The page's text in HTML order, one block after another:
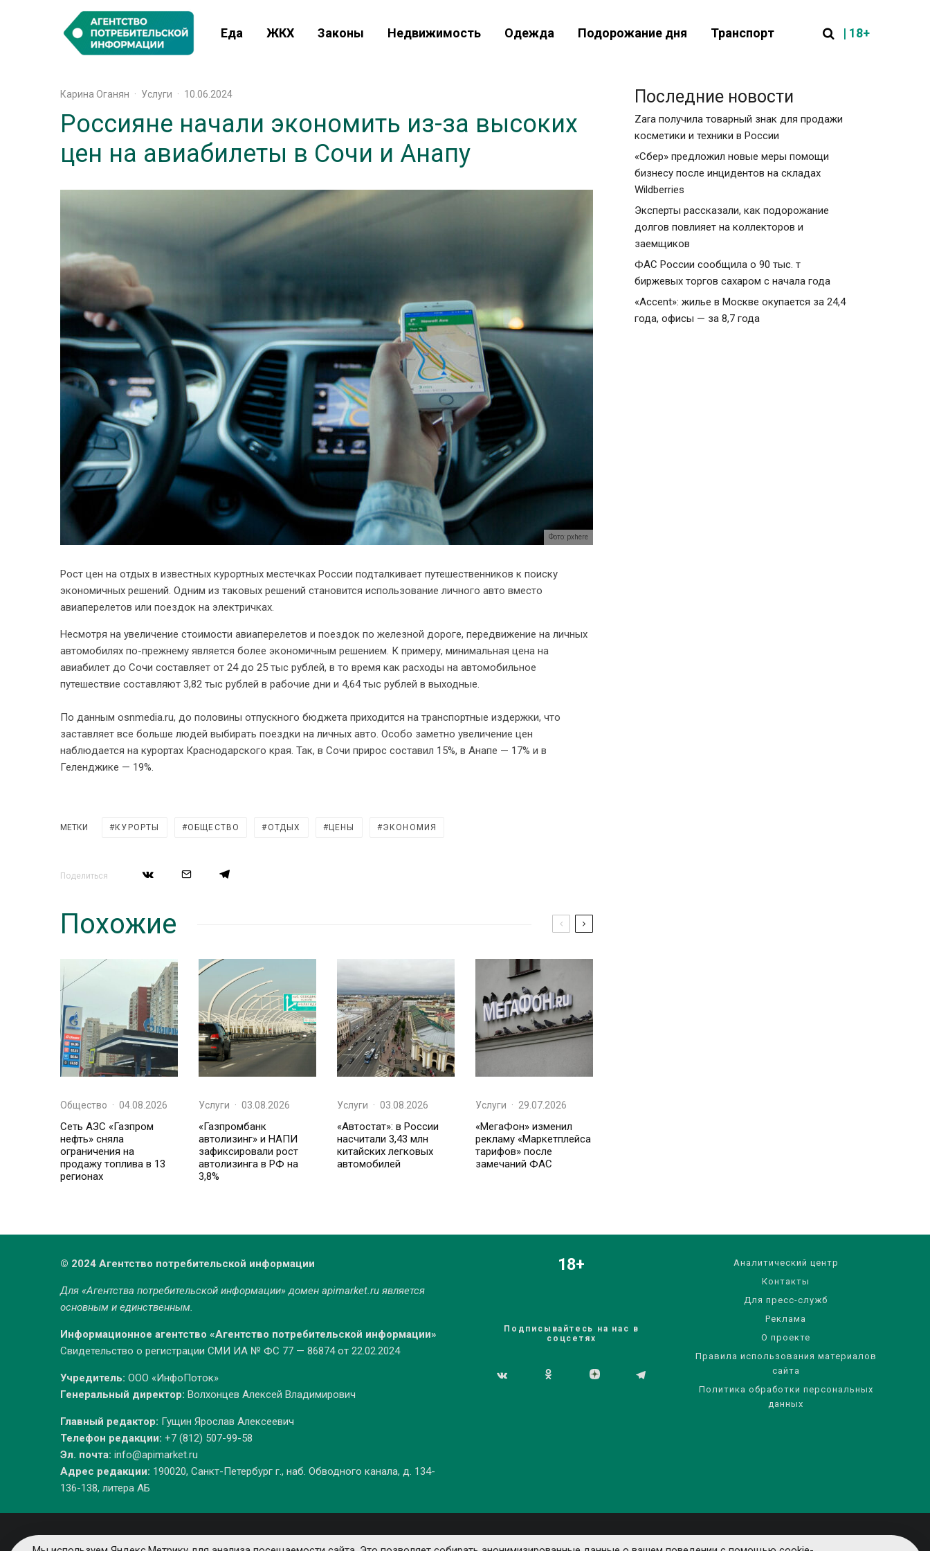
Еда ЖКХ Законы Недвижимость Одежда Подорожание дня Транспорт | 18+
Карина Оганян · Услуги · 10.06.2024
Россияне начали экономить из-за высоких
цен на авиабилеты в Сочи и Анапу
Фото: pxhere
Рост цен на отдых в известных курортных местечках России подталкивает путешественников к поиску
экономичных решений. Одним из таковых решений становится использование личного авто вместо
авиаперелетов или поездок на электричках.
Несмотря на увеличение стоимости авиаперелетов и поездок по железной дороге, передвижение на личных
автомобилях по-прежнему является более экономичным решением. К примеру, минимальная цена на
авиабилет до Сочи составляет от 24 до 25 тыс рублей, в то время как расходы на автомобильное
путешествие составляют 3,82 тыс рублей в рабочие дни и 4,64 тыс рублей в выходные.
По данным osnmedia.ru, до половины отпускного бюджета приходится на транспортные издержки, что
заставляет все больше людей выбирать поездки на личных авто. Особо заметно увеличение цен
наблюдается на курортах Краснодарского края. Так, в Сочи прирос составил 15%, в Анапе — 17% и в
Геленджике — 19%.
МЕТКИ КУРОРТЫ ОБЩЕСТВО ОТДЫХ ЦЕНЫ ЭКОНОМИЯ
Поделиться
Похожие
Общество · 04.08.2026
Сеть АЗС «Газпром
нефть» сняла
ограничения на
продажу топлива в 13
регионах
Услуги · 03.08.2026
«Газпромбанк
автолизинг» и НАПИ
зафиксировали рост
автолизинга в РФ на
3,8%
Услуги · 03.08.2026
«Автостат»: в России
насчитали 3,43 млн
китайских легковых
автомобилей
Услуги · 29.07.2026
«МегаФон» изменил
рекламу «Маркетплейса
тарифов» после
замечаний ФАС
Последние новости
Zara получила товарный знак для продажи
косметики и техники в России
«Сбер» предложил новые меры помощи
бизнесу после инцидентов на складах
Wildberries
Эксперты рассказали, как подорожание
долгов повлияет на коллекторов и
заемщиков
ФАС России сообщила о 90 тыс. т
биржевых торгов сахаром с начала года
«Accent»: жилье в Москве окупается за 24,4
года, офисы — за 8,7 года
© 2024 Агентство потребительской информации
Для «Агентства потребительской информации» домен apimarket.ruявляется
основным и единственным.
Информационное агентство «Агентство потребительской информации»
Свидетельство о регистрации СМИ ИА № ФС 77 — 86874 от 22.02.2024
Учредитель: ООО «ИнфоПоток»
Генеральный директор: Волхонцев Алексей Владимирович
Главный редактор: Гущин Ярослав Алексеевич
Телефон редакции: +7 (812) 507-99-58
Эл. почта: info@apimarket.ru
Адрес редакции: 190020, Санкт-Петербург г., наб. Обводного канала, д. 134-
136-138, литера АБ
18+
Подписывайтесь на нас в
соцсетях
Аналитический центр
Контакты
Для пресс-служб
Реклама
О проекте
Правила использования материалов
сайта
Политика обработки персональных
данных